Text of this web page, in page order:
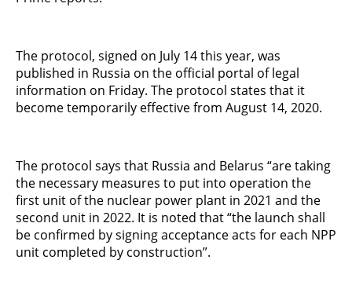
The protocol, signed on July 14 this year, was
published in Russia on the official portal of legal
information on Friday. The protocol states that it
become temporarily effective from August 14, 2020.
The protocol says that Russia and Belarus “are taking
the necessary measures to put into operation the
first unit of the nuclear power plant in 2021 and the
second unit in 2022. It is noted that “the launch shall
be confirmed by signing acceptance acts for each NPP
unit completed by construction”.